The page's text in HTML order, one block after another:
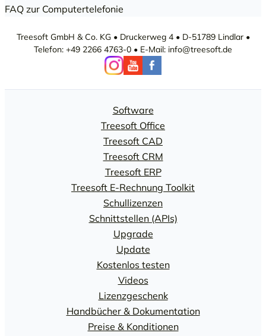
FAQ zur Computertelefonie
Treesoft GmbH & Co. KG • Druckerweg 4 • D-51789 Lindlar •
Telefon: +49 2266 4763-0 • E-Mail: info@treesoft.de
Software
Treesoft Office
Treesoft CAD
Treesoft CRM
Treesoft ERP
Treesoft E-Rechnung Toolkit
Schullizenzen
Schnittstellen (APIs)
Upgrade
Update
Kostenlos testen
Videos
Lizenzgeschenk
Handbücher & Dokumentation
Preise & Konditionen